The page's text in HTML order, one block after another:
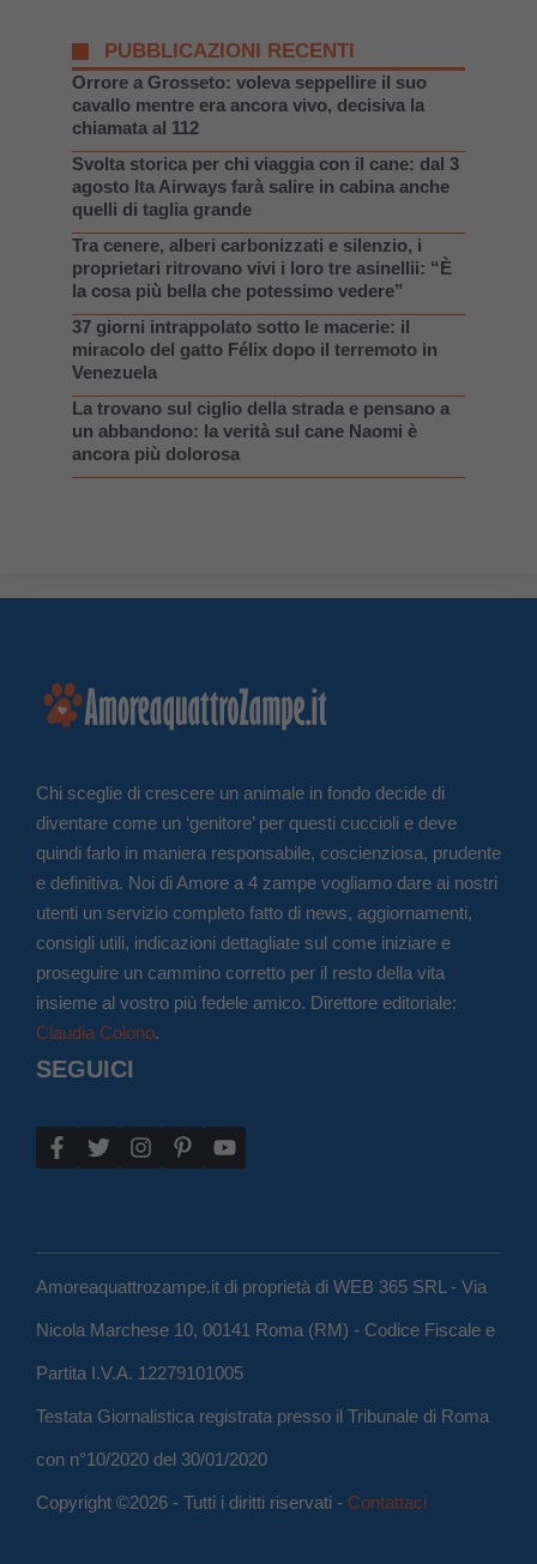
PUBBLICAZIONI RECENTI
Orrore a Grosseto: voleva seppellire il suo
cavallo mentre era ancora vivo, decisiva la
chiamata al 112
Svolta storica per chi viaggia con il cane: dal 3
agosto Ita Airways farà salire in cabina anche
quelli di taglia grande
Tra cenere, alberi carbonizzati e silenzio, i
proprietari ritrovano vivi i loro tre asinellii: “È
la cosa più bella che potessimo vedere”
37 giorni intrappolato sotto le macerie: il
miracolo del gatto Félix dopo il terremoto in
Venezuela
La trovano sul ciglio della strada e pensano a
un abbandono: la verità sul cane Naomi è
ancora più dolorosa
Chi sceglie di crescere un animale in fondo decide di
diventare come un ‘genitore’ per questi cuccioli e deve
quindi farlo in maniera responsabile, coscienziosa, prudente
e definitiva. Noi di Amore a 4 zampe vogliamo dare ai nostri
utenti un servizio completo fatto di news, aggiornamenti,
consigli utili, indicazioni dettagliate sul come iniziare e
proseguire un cammino corretto per il resto della vita
insieme al vostro più fedele amico. Direttore editoriale:
Claudia Colono.
SEGUICI
Amoreaquattrozampe.it di proprietà di WEB 365 SRL - Via
Nicola Marchese 10, 00141 Roma (RM) - Codice Fiscale e
Partita I.V.A. 12279101005
Testata Giornalistica registrata presso il Tribunale di Roma
con n°10/2020 del 30/01/2020
Copyright ©2026 - Tutti i diritti riservati - Contattaci